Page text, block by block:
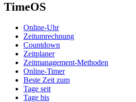
TimeOS
Online-Uhr
Zeitumrechnung
Countdown
Zeitplaner
Zeitmanagement-Methoden
Online-Timer
Beste Zeit zum
Tage seit
Tage bis